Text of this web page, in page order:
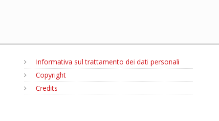
Informativa sul trattamento dei dati personali
Copyright
Credits